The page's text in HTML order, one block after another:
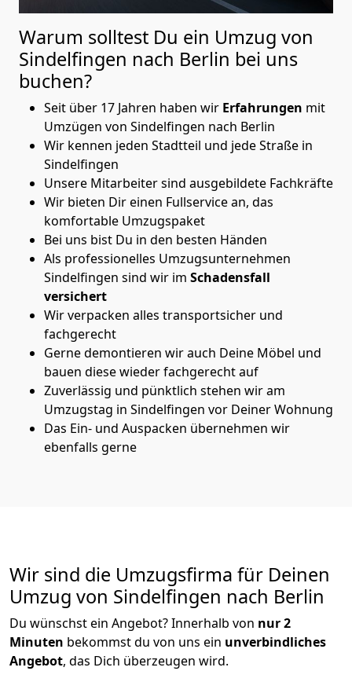
Warum solltest Du ein Umzug von
Sindelfingen nach Berlin bei uns
buchen?
Seit über 17 Jahren haben wir Erfahrungen mit
Umzügen von Sindelfingen nach Berlin
Wir kennen jeden Stadtteil und jede Straße in
Sindelfingen
Unsere Mitarbeiter sind ausgebildete Fachkräfte
Wir bieten Dir einen Fullservice an, das
komfortable Umzugspaket
Bei uns bist Du in den besten Händen
Als professionelles Umzugsunternehmen
Sindelfingen sind wir im Schadensfall
versichert
Wir verpacken alles transportsicher und
fachgerecht
Gerne demontieren wir auch Deine Möbel und
bauen diese wieder fachgerecht auf
Zuverlässig und pünktlich stehen wir am
Umzugstag in Sindelfingen vor Deiner Wohnung
Das Ein- und Auspacken übernehmen wir
ebenfalls gerne
Wir sind die Umzugsfirma für Deinen
Umzug von Sindelfingen nach Berlin
Du wünschst ein Angebot? Innerhalb von nur 2
Minuten bekommst du von uns ein unverbindliches
Angebot, das Dich überzeugen wird.